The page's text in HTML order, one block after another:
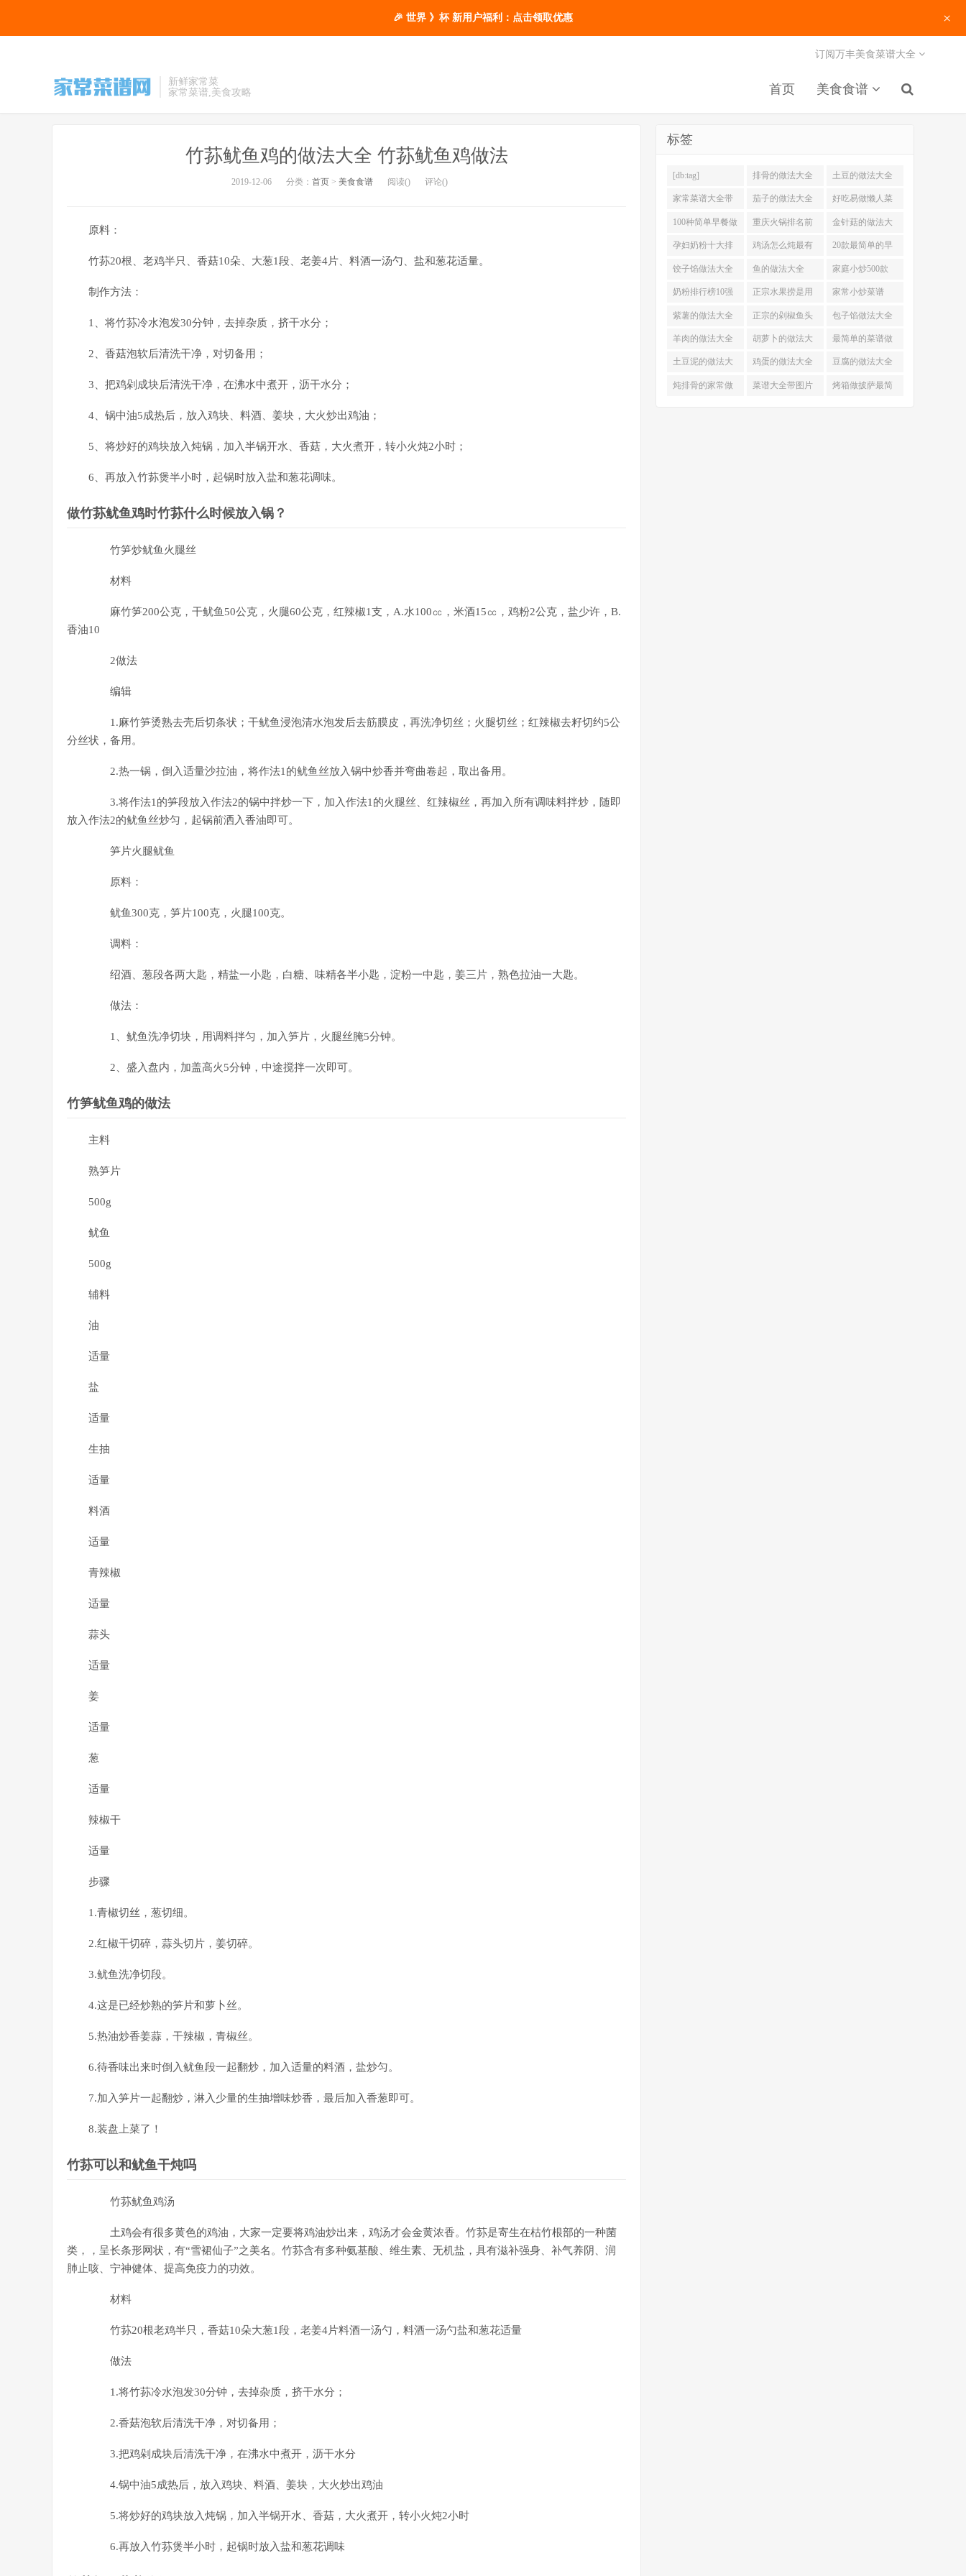
新鲜家常菜
家常菜谱,美食攻略
首页 美食食谱
订阅万丰美食菜谱大全
竹荪鱿鱼鸡的做法大全 竹荪鱿鱼鸡做法
2019-12-06 分类： 首页> 美食食谱 阅读() 评论()
原料：
竹荪20根、老鸡半只、香菇10朵、大葱1段、老姜4片、料酒一汤勺、盐和葱花适量。
制作方法：
1、将竹荪冷水泡发30分钟，去掉杂质，挤干水分；
2、香菇泡软后清洗干净，对切备用；
3、把鸡剁成块后清洗干净，在沸水中煮开，沥干水分；
4、锅中油5成热后，放入鸡块、料酒、姜块，大火炒出鸡油；
5、将炒好的鸡块放入炖锅，加入半锅开水、香菇，大火煮开，转小火炖2小时；
6、再放入竹荪煲半小时，起锅时放入盐和葱花调味。
做竹荪鱿鱼鸡时竹荪什么时候放入锅？
竹笋炒鱿鱼火腿丝
材料
麻竹笋200公克，干鱿鱼50公克，火腿60公克，红辣椒1支，A.水100㏄，米酒15㏄，鸡粉2公克，盐少许，B.
香油10
2做法
编辑
1.麻竹笋烫熟去壳后切条状；干鱿鱼浸泡清水泡发后去筋膜皮，再洗净切丝；火腿切丝；红辣椒去籽切约5公
分丝状，备用。
2.热一锅，倒入适量沙拉油，将作法1的鱿鱼丝放入锅中炒香并弯曲卷起，取出备用。
3.将作法1的笋段放入作法2的锅中拌炒一下，加入作法1的火腿丝、红辣椒丝，再加入所有调味料拌炒，随即
放入作法2的鱿鱼丝炒匀，起锅前洒入香油即可。
笋片火腿鱿鱼
原料：
鱿鱼300克，笋片100克，火腿100克。
调料：
绍酒、葱段各两大匙，精盐一小匙，白糖、味精各半小匙，淀粉一中匙，姜三片，熟色拉油一大匙。
做法：
1、鱿鱼洗净切块，用调料拌匀，加入笋片，火腿丝腌5分钟。
2、盛入盘内，加盖高火5分钟，中途搅拌一次即可。
竹笋鱿鱼鸡的做法
主料
熟笋片
500g
鱿鱼
500g
辅料
油
适量
盐
适量
生抽
适量
料酒
适量
青辣椒
适量
蒜头
适量
姜
适量
葱
适量
辣椒干
适量
步骤
1.青椒切丝，葱切细。
2.红椒干切碎，蒜头切片，姜切碎。
3.鱿鱼洗净切段。
4.这是已经炒熟的笋片和萝卜丝。
5.热油炒香姜蒜，干辣椒，青椒丝。
6.待香味出来时倒入鱿鱼段一起翻炒，加入适量的料酒，盐炒匀。
7.加入笋片一起翻炒，淋入少量的生抽增味炒香，最后加入香葱即可。
8.装盘上菜了！
竹荪可以和鱿鱼干炖吗
竹荪鱿鱼鸡汤
土鸡会有很多黄色的鸡油，大家一定要将鸡油炒出来，鸡汤才会金黄浓香。竹荪是寄生在枯竹根部的一种菌
类，，呈长条形网状，有“雪裙仙子”之美名。竹荪含有多种氨基酸、维生素、无机盐，具有滋补强身、补气养阴、润
肺止咳、宁神健体、提高免疫力的功效。
材料
竹荪20根老鸡半只，香菇10朵大葱1段，老姜4片料酒一汤勺，料酒一汤勺盐和葱花适量
做法
1.将竹荪冷水泡发30分钟，去掉杂质，挤干水分；
2.香菇泡软后清洗干净，对切备用；
3.把鸡剁成块后清洗干净，在沸水中煮开，沥干水分
4.锅中油5成热后，放入鸡块、料酒、姜块，大火炒出鸡油
5.将炒好的鸡块放入炖锅，加入半锅开水、香菇，大火煮开，转小火炖2小时
6.再放入竹荪煲半小时，起锅时放入盐和葱花调味
标签
[db:tag] 排骨的做法大全 土豆的做法大全
家常菜谱大全带
图片
茄子的做法大全 好吃易做懒人菜
200例
100种简单早餐做
法大全
重庆火锅排名前
十强
金针菇的做法大
全
孕妇奶粉十大排
名
鸡汤怎么炖最有
营养
20款最简单的早
餐做法
饺子馅做法大全 鱼的做法大全 家庭小炒500款
奶粉排行榜10强 正宗水果捞是用
什么奶
家常小炒菜谱
1000大全
紫薯的做法大全 正宗的剁椒鱼头
的做法
包子馅做法大全
羊肉的做法大全 胡萝卜的做法大
全
最简单的菜谱做
法大全
土豆泥的做法大
全
鸡蛋的做法大全 豆腐的做法大全
炖排骨的家常做 菜谱大全带图片 烤箱做披萨最简
🎉 世界 》杯 新用户福利：点击领取优惠 ×